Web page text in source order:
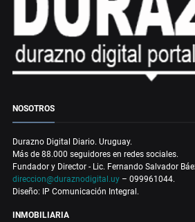
NOSOTROS
Durazno Digital Diario. Uruguay.
Más de 88.000 seguidores en redes sociales.
Fundador y Director - Lic. Fernando Salvador
direccion@duraznodigital.uy – 099961044.
Diseño: IP Comunicación Integral.
INMOBILIARIA